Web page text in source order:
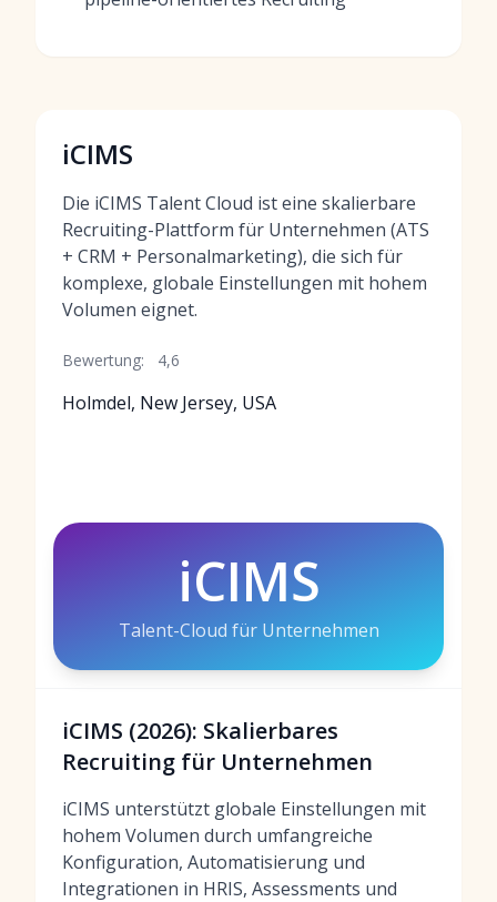
iCIMS
Die iCIMS Talent Cloud ist eine skalierbare
Recruiting-Plattform für Unternehmen (ATS
+ CRM + Personalmarketing), die sich für
komplexe, globale Einstellungen mit hohem
Volumen eignet.
Bewertung: 4,6
Holmdel, New Jersey, USA
iCIMS
Talent-Cloud für Unternehmen
iCIMS (2026): Skalierbares
Recruiting für Unternehmen
iCIMS unterstützt globale Einstellungen mit
hohem Volumen durch umfangreiche
Konfiguration, Automatisierung und
Integrationen in HRIS, Assessments und